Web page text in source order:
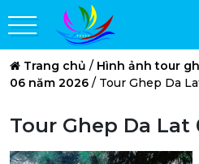
Trang chủ / Hình ảnh tour
06 năm 2026 / Tour Ghep Da
Tour Ghep Da Lat